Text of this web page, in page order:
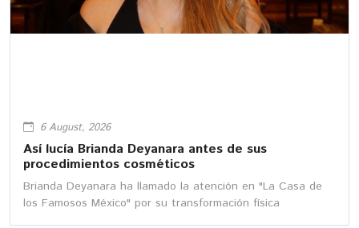
6 August, 2026
Así lucía Brianda Deyanara antes de sus
procedimientos cosméticos
Brianda Deyanara ha llamado la atención en "La Casa de
los Famosos México" por su transformación física